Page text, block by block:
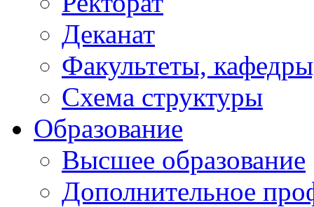
Деканат
Факультеты,
Схема структуры
Образование
Высшее образование
Дополнительное